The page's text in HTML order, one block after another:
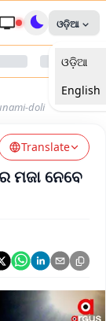
Desh
ଓଡ଼ିଆ
ଓଡ଼ିଆ
English
doli
Translate
ମଜା ନେବେ